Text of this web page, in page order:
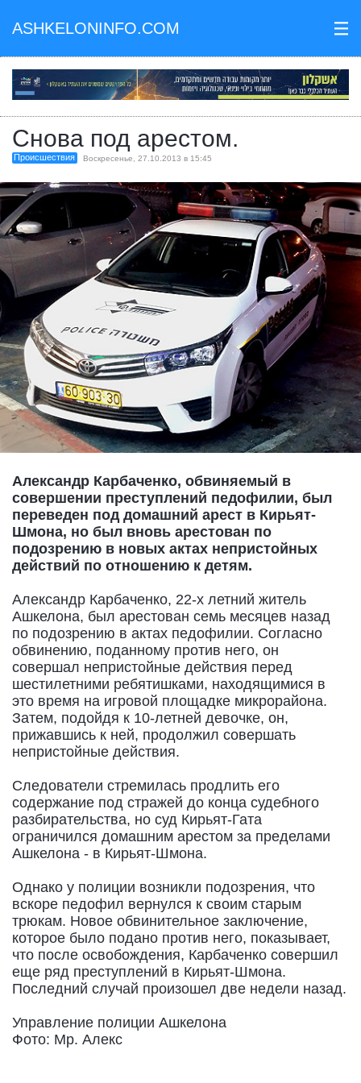
ASHKELONINFO.COM III
Снова под арестом.
Происшествия Воскресенье, 27.10.2013 в 15:45
Александр Карбаченко, обвиняемый в
совершении преступлений педофилии, был
переведен под домашний арест в Кирьят-
Шмона, но был вновь арестован по
подозрению в новых актах непристойных
действий по отношению к детям.
Александр Карбаченко, 22-х летний житель
Ашкелона, был арестован семь месяцев назад
по подозрению в актах педофилии. Согласно
обвинению, поданному против него, он
совершал непристойные действия перед
шестилетними ребятишками, находящимися в
это время на игровой площадке микрорайона.
Затем, подойдя к 10-летней девочке, он,
прижавшись к ней, продолжил совершать
непристойные действия.
Следователи стремилась продлить его
содержание под стражей до конца судебного
разбирательства, но суд Кирьят-Гата
ограничился домашним арестом за пределами
Ашкелона - в Кирьят-Шмона.
Однако у полиции возникли подозрения, что
вскоре педофил вернулся к своим старым
трюкам. Новое обвинительное заключение,
которое было подано против него, показывает,
что после освобождения, Карбаченко совершил
еще ряд преступлений в Кирьят-Шмона.
Последний случай произошел две недели назад.
Управление полиции Ашкелона
Фото: Мр. Алекс